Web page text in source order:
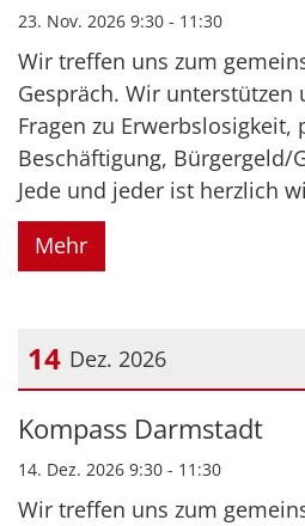
23. Nov. 2026 9:30 - 11:30
Wir treffen uns zum
Gespräch. Wir unterstützen
Fragen zu Erwerbslosigkeit,
Beschäftigung, Bürgergeld/
Jede und jeder ist herzlich
Mehr
14 Dez. 2026
Datum: 14. Dezember 2026
Kompass Darmstadt
14. Dez. 2026 9:30 - 11:30
Wir treffen uns zum